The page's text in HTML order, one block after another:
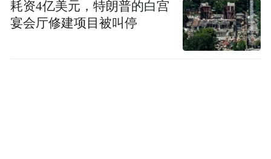
耗资4亿美元，特朗普的白宫
宴会厅修建项目被叫停